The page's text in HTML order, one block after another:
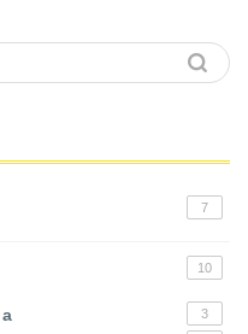
7
10
3